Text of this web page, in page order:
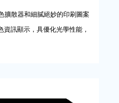
散器和細膩絕妙的印刷圖案
訊顯示，具優化光學性能，